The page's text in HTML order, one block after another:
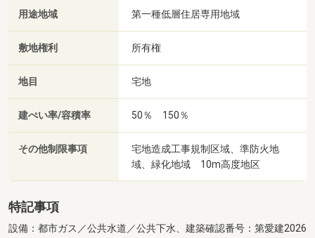
用途地域 第一種低層住居専用地域
敷地権利 所有権
地目 宅地
建ぺい率/容積率 50％ 150％
その他制限事項
宅地造成工事規制区域、準防火地
域、緑化地域 10m高度地区
特記事項
設備：都市ガス／公共水道／公共下水、建築確認番号：第愛建2026